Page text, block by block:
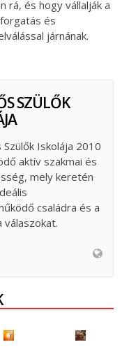
rá, és hogy vállalják a
és
járnának.
SZÜLŐK
Szülők Iskolája 2010
aktív szakmai és
mely keretén
családra és a